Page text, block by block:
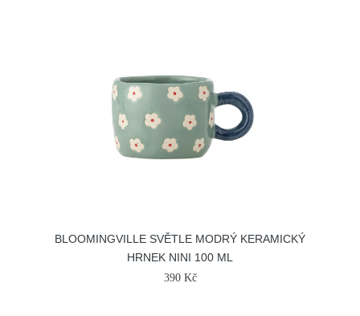
BLOOMINGVILLE SVĚTLE MODRÝ KERAMICKÝ
HRNEK NINI 100 ML
390 Kč